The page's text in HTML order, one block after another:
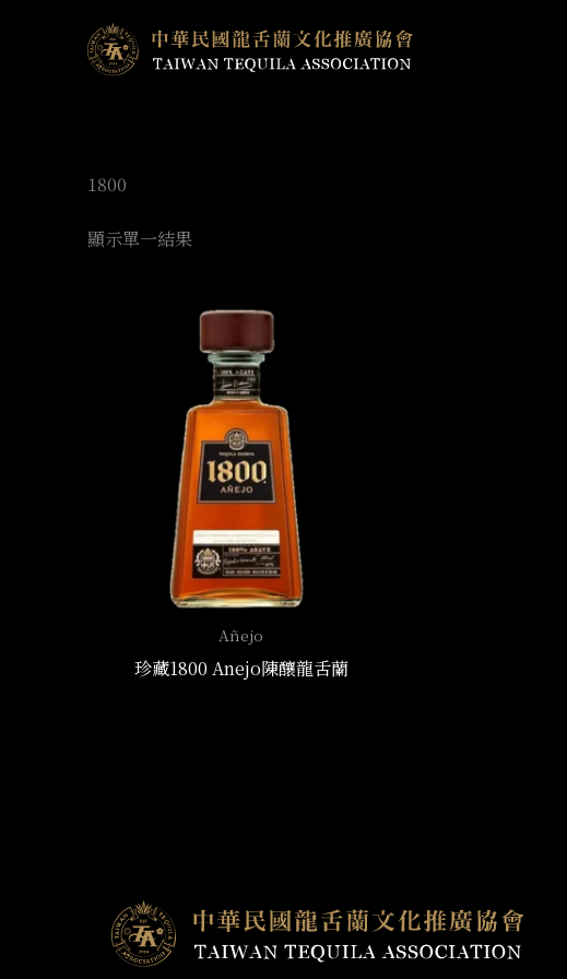
1800
顯示單一結果
Añejo
珍藏1800 Anejo陳釀龍舌蘭